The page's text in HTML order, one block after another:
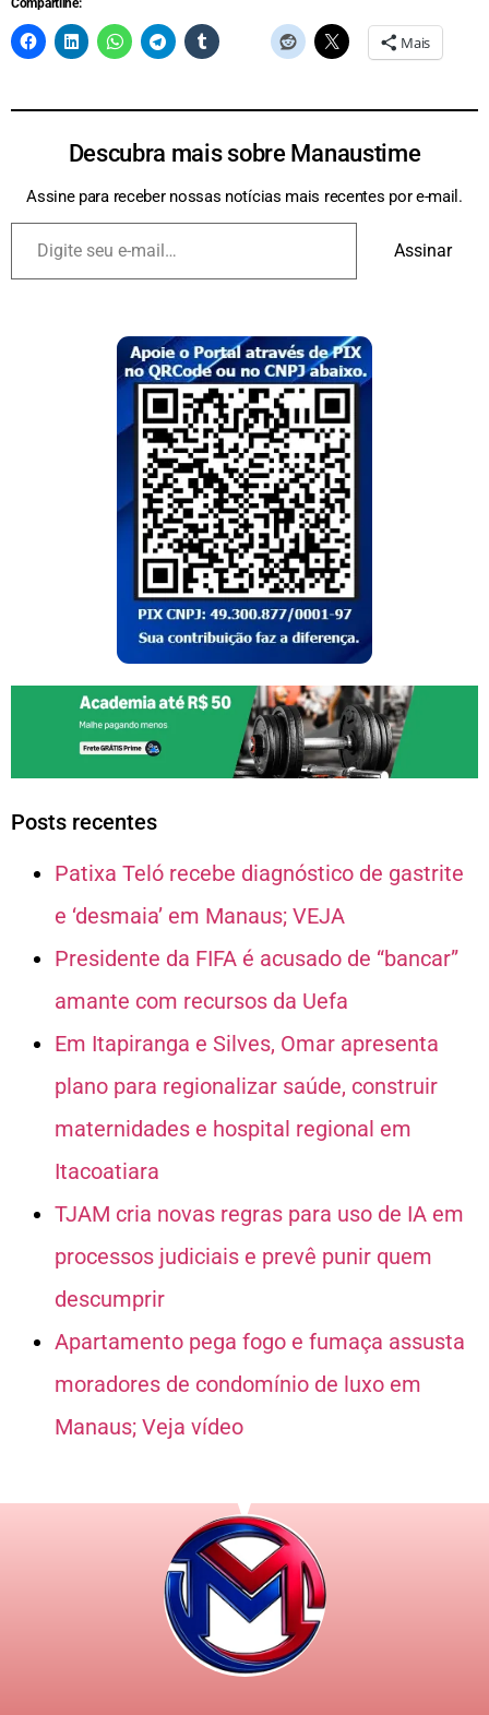
Mais
Descubra mais sobre Manaustime
Assine para receber nossas notícias mais recentes por e-mail.
Assinar
Posts recentes
Patixa Teló recebe diagnóstico de gastrite
e ‘desmaia’ em Manaus; VEJA
Presidente da FIFA é acusado de “bancar”
amante com recursos da Uefa
Em Itapiranga e Silves, Omar apresenta
plano para regionalizar saúde, construir
maternidades e hospital regional em
Itacoatiara
TJAM cria novas regras para uso de IA em
processos judiciais e prevê punir quem
descumprir
Apartamento pega fogo e fumaça assusta
moradores de condomínio de luxo em
Manaus; Veja vídeo